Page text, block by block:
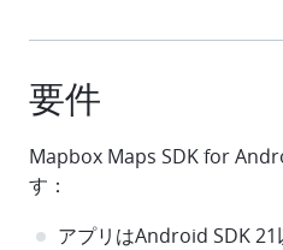
要件
Mapbox Maps SDK for
す：
アプリはAndroid SDK